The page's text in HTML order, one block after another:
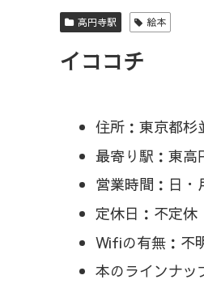
高円寺駅 絵本
イココチ
住所：東京都
最寄り駅：東高
営業時間：日
定休日：不定休
Wifiの有無：不
本のラインナッ